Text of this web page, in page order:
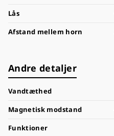
Lås
Afstand mellem horn
Andre detaljer
Vandtæthed
Magnetisk modstand
Funktioner